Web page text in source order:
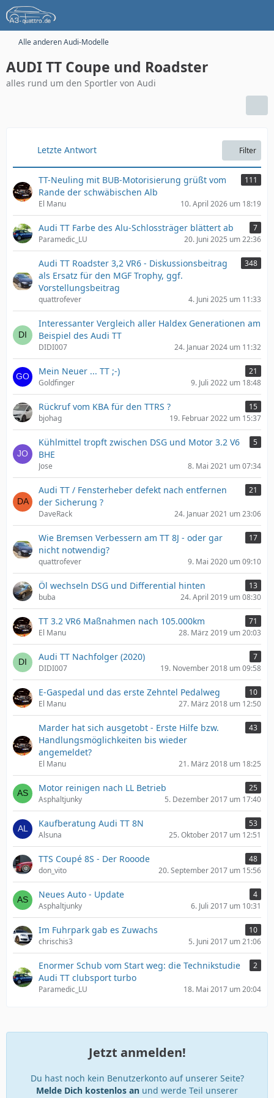
Alle anderen Audi-Modelle
AUDI TT Coupe und Roadster
alles rund um den Sportler von Audi
Letzte Antwort Filter
TT-Neuling mit BUB-Motorisierung grüßt vom
Rande der schwäbischen Alb
111
El Manu 10. April 2026 um 18:19
Audi TT Farbe des Alu-Schlossträger blättert ab
7
Paramedic_LU
20. Juni 2025 um 22:36
Audi TT Roadster 3,2 VR6 - Diskussionsbeitrag
als Ersatz für den MGF Trophy, ggf.
Vorstellungsbeitrag
348
quattrofever 4. Juni 2025 um 11:33
Interessanter Vergleich aller Haldex Generationen am
Beispiel des Audi TT
DIDI007 24. Januar 2024 um 11:32
Mein Neuer ... TT ;-)
21
Goldfinger
9. Juli 2022 um 18:48
Rückruf vom KBA für den TTRS ?
15
bjohag
19. Februar 2022 um 15:37
Kühlmittel tropft zwischen DSG und Motor 3.2 V6
BHE
5
Jose 8. Mai 2021 um 07:34
Audi TT / Fensterheber defekt nach entfernen
der Sicherung ?
21
DaveRack 24. Januar 2021 um 23:06
Wie Bremsen Verbessern am TT 8J - oder gar
nicht notwendig?
17
quattrofever 9. Mai 2020 um 09:10
Öl wechseln DSG und Differential hinten
13
buba
24. April 2019 um 08:30
TT 3.2 VR6 Maßnahmen nach 105.000km
71
El Manu
28. März 2019 um 20:03
Audi TT Nachfolger (2020)
7
DIDI007
19. November 2018 um 09:58
E-Gaspedal und das erste Zehntel Pedalweg
10
El Manu
27. März 2018 um 12:50
Marder hat sich ausgetobt - Erste Hilfe bzw.
Handlungsmöglichkeiten bis wieder
angemeldet?
43
El Manu 21. März 2018 um 18:25
Motor reinigen nach LL Betrieb
25
Asphaltjunky
5. Dezember 2017 um 17:40
Kaufberatung Audi TT 8N
53
Alsuna
25. Oktober 2017 um 12:51
TTS Coupé 8S - Der Rooode
48
don_vito
20. September 2017 um 15:56
Neues Auto - Update
4
Asphaltjunky
6. Juli 2017 um 10:31
Im Fuhrpark gab es Zuwachs
10
chrischis3
5. Juni 2017 um 21:06
Enormer Schub vom Start weg: die Technikstudie
Audi TT clubsport turbo
2
Paramedic_LU 18. Mai 2017 um 20:04
Jetzt anmelden!
Du hast noch kein Benutzerkonto auf unserer Seite?
Melde Dich kostenlos an und werde Teil unserer